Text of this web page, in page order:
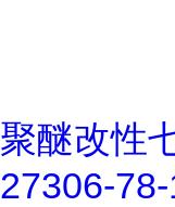
聚醚改性
27306-